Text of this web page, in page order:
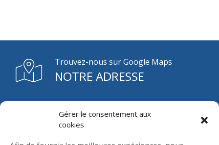
Gérer le consentement aux
cookies
Trouvez-nous sur Google Maps
NOTRE ADRESSE
Prenez rendez-vous